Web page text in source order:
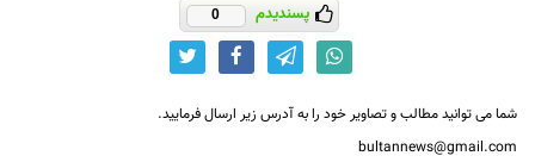
پسندیدم 0
شما می توانید مطالب و تصاویر خود را به آدرس زیر ارسال فرمایید.
bultannews@gmail.com